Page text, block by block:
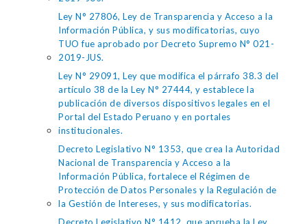
Ley N° 27806, Ley de Transparencia y Acceso a la
Información Pública, y sus modificatorias, cuyo
TUO fue aprobado por Decreto Supremo N° 021-
2019-JUS.
Ley N° 29091, Ley que modifica el párrafo 38.3 del
artículo 38 de la Ley N° 27444, y establece la
publicación de diversos dispositivos legales en el
Portal del Estado Peruano y en portales
institucionales.
Decreto Legislativo N° 1353, que crea la Autoridad
Nacional de Transparencia y Acceso a la
Información Pública, fortalece el Régimen de
Protección de Datos Personales y la Regulación de
la Gestión de Intereses, y sus modificatorias.